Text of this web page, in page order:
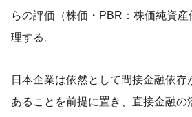
らの評価（株価・PBR：株価純資
理する。
日本企業は依然として間接金融依存
あることを前提に置き、直接金融の